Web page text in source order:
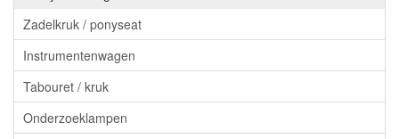
Zadelkruk / ponyseat
Instrumentenwagen
Tabouret / kruk
Onderzoeklampen